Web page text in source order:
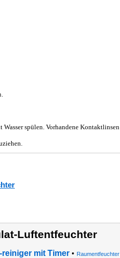
spülen. Vorhandene Kontaktlinsen
Luftentfeuchter
mit Timer• Raumentfeuchter